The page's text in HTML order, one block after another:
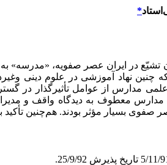
*
در ایران عصر صفویه، «مدرسه»
نهاد آموزشی در علوم دینی
علمی مدارس از عوامل تأثیرگذار در
معطوف به دیدگاه واقف و مدیران
صفوی بسیار مؤثر بودند. هم‌چنین